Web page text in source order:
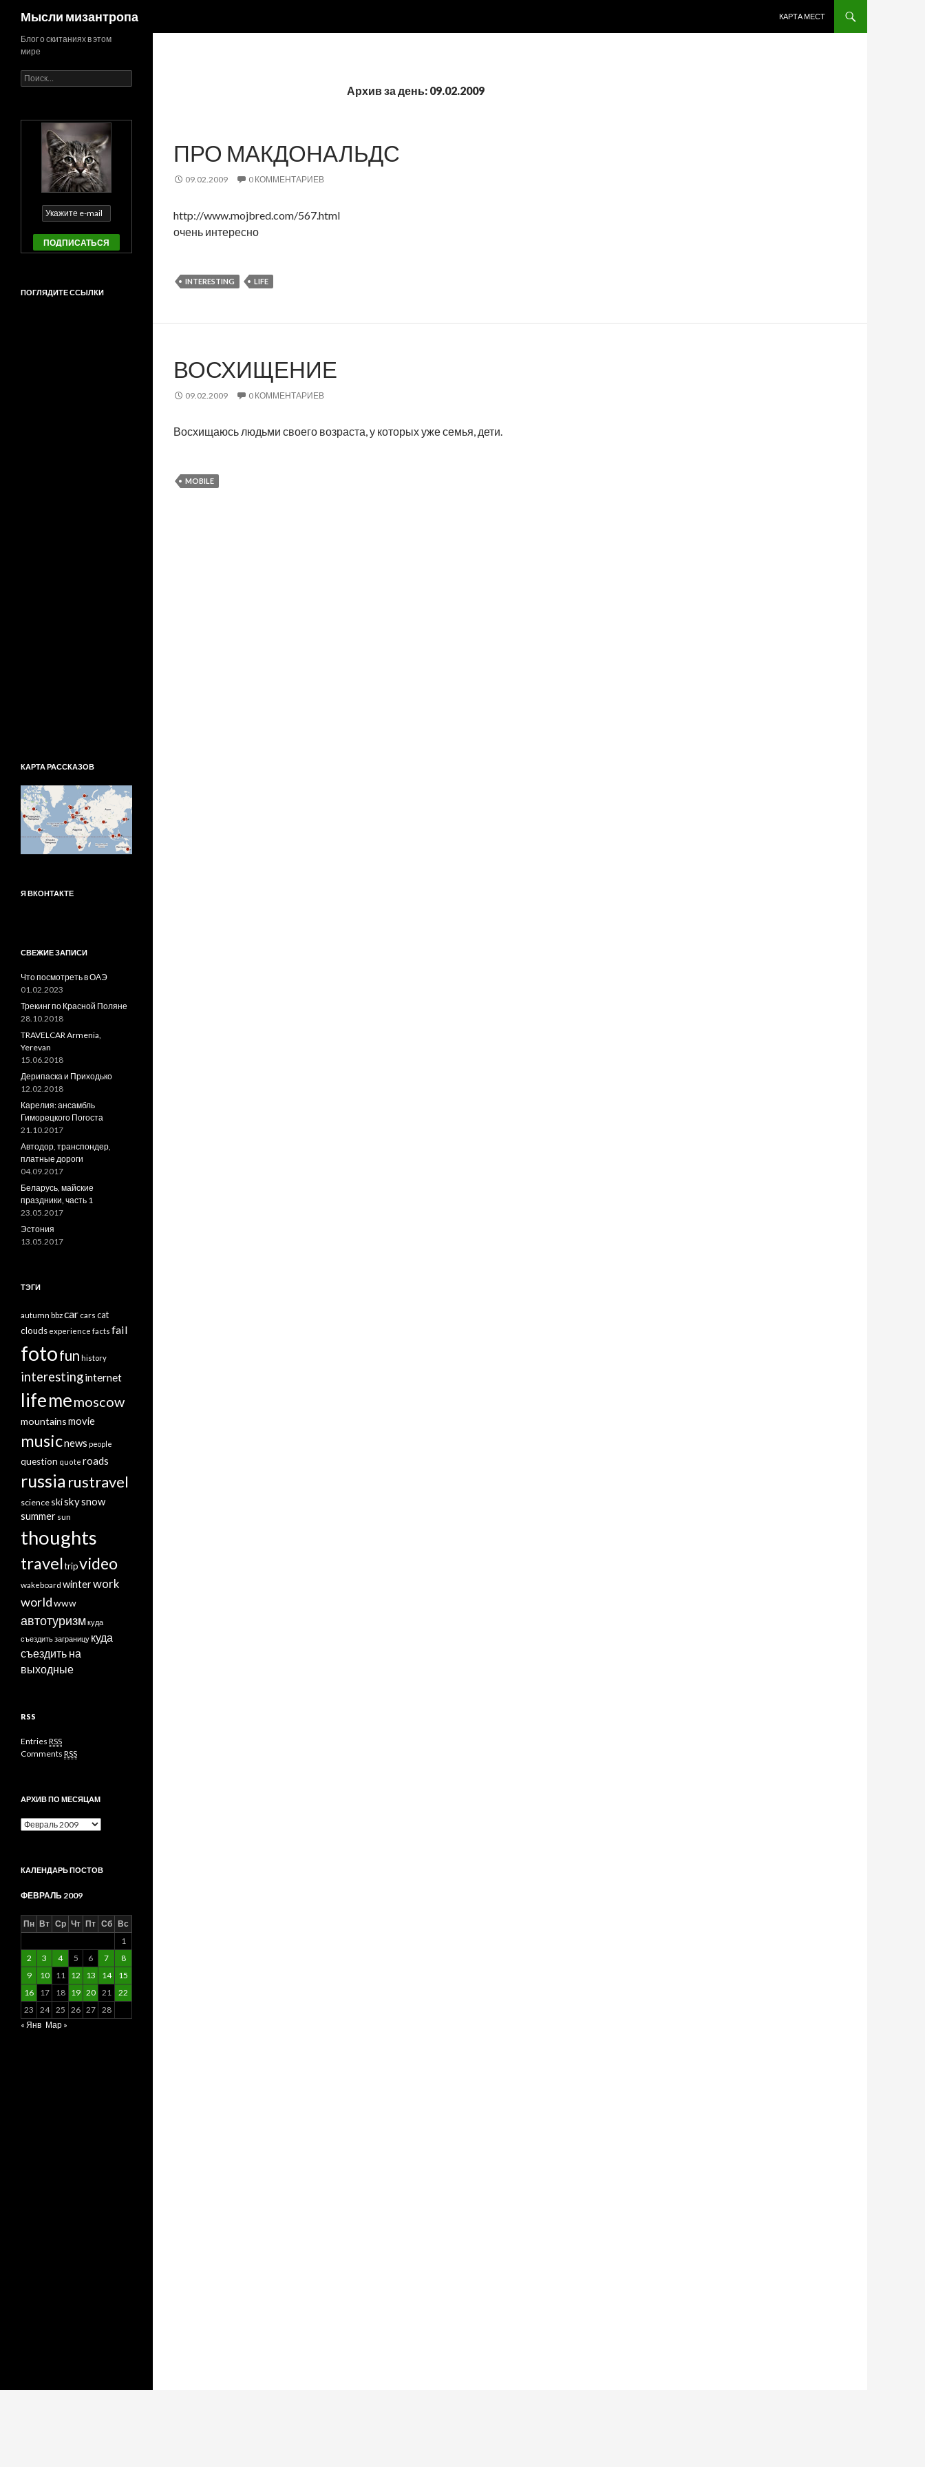
Мысли мизантропа
КАРТА МЕСТ
Архив за день: 09.02.2009
ПРО МАКДОНАЛЬДС
09.02.2009 0 КОММЕНТАРИЕВ
http://www.mojbred.com/567.html
очень интересно
INTERESTING LIFE
ВОСХИЩЕНИЕ
09.02.2009 0 КОММЕНТАРИЕВ
Восхищаюсь людьми своего возраста, у которых уже семья, дети.
MOBILE
Блог о скитаниях в этом
мире
Найти:
ПОГЛЯДИТЕ ССЫЛКИ
КАРТА РАССКАЗОВ
Я ВКОНТАКТЕ
СВЕЖИЕ ЗАПИСИ
Что посмотреть в ОАЭ
01.02.2023
Трекинг по Красной Поляне
28.10.2018
TRAVELCAR Armenia,
Yerevan
15.06.2018
Дерипаска и Приходько
12.02.2018
Карелия: ансамбль
Гиморецкого Погоста
21.10.2017
Автодор, транспондер,
платные дороги
04.09.2017
Беларусь, майские
праздники, часть 1
23.05.2017
Эстония
13.05.2017
ТЭГИ
autumn bbzcar cars cat
clouds experience facts fail
fotofun history
interestinginternet
lifememoscow
mountainsmovie
musicnews people
question quote roads
russia rustravel
science skiskysnow
summer sun
thoughts
traveltripvideo
wakeboard winterwork
worldwww
автотуризмкуда
съездить заграницу куда
съездить на
выходные
RSS
Entries RSS
Comments RSS
АРХИВ ПО МЕСЯЦАМ
Архив
КАЛЕНДАРЬ ПОСТОВ
ФЕВРАЛЬ 2009
Пн Вт Ср Чт Пт Сб Вс
1
2
3 4 5 6 7
8
9
10 11 12 13 14
15
16
17 18 19 20 21
22
23
24 25 26 27
28
« Янв Мар »